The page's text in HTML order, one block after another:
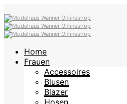
Home
Frauen
Accessoires
Blusen
Blazer
Hosen